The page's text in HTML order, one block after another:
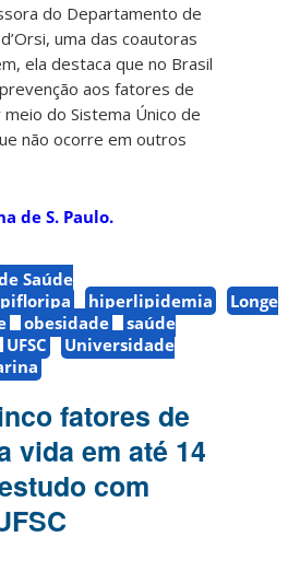
do Departamento de
uma das coautoras
ela destaca que no Brasil
aos fatores de
do Sistema Único de
não ocorre em outros
de S. Paulo.
Saúde
hiperlipidemia
Longe
obesidade
saúde
UFSC
Universidade
fatores de
vida em até 14
com